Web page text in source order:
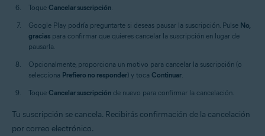
Toque Cancelar suscripción.
Google Play podría preguntarte si deseas pausar la suscripción. Pulse No,
gracias para confirmar que quieres cancelar la suscripción en lugar de
pausarla.
Opcionalmente, proporciona un motivo para cancelar la suscripción (o
selecciona Prefiero no responder) y toca Continuar.
Toque Cancelar suscripción de nuevo para confirmar la cancelación.
Tu suscripción se cancela. Recibirás confirmación de la cancelación
por correo electrónico.